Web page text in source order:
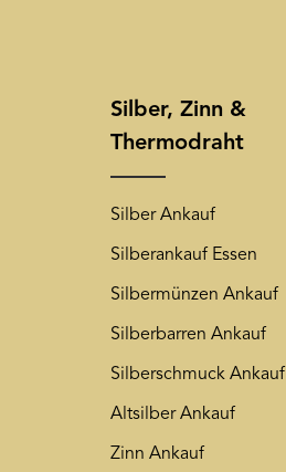
Silber, Zinn &
Thermodraht
Silber Ankauf
Silberankauf Essen
Silbermünzen Ankauf
Silberbarren Ankauf
Silberschmuck Ankauf
Altsilber Ankauf
Zinn Ankauf